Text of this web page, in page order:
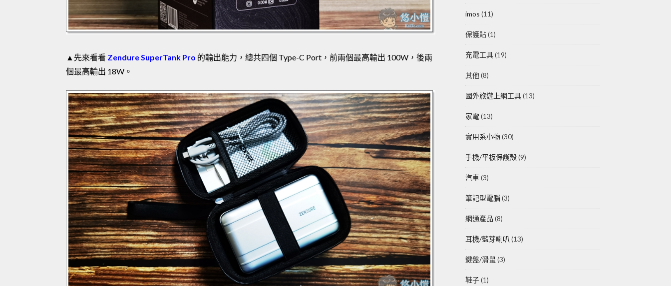
▲先來看看 Zendure SuperTank Pro 的輸出能力，總共四個 Type-C Port，前兩個最高輸出 100W，後兩
個最高輸出 18W。
imos (11)
保護貼(1)
充電工具(19)
其他 (8)
國外旅遊上網工具(13)
家電 (13)
實用系小物(30)
手機/平板保護殼(9)
汽車 (3)
筆記型電腦(3)
網通產品 (8)
耳機/藍芽喇叭 (13)
鍵盤/滑鼠 (3)
鞋子(1)